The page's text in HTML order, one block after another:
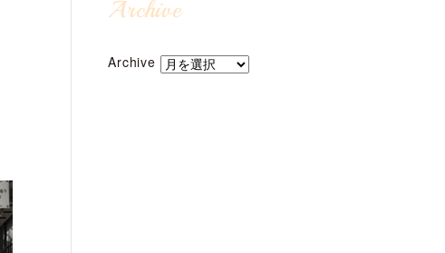
Archive
Archive